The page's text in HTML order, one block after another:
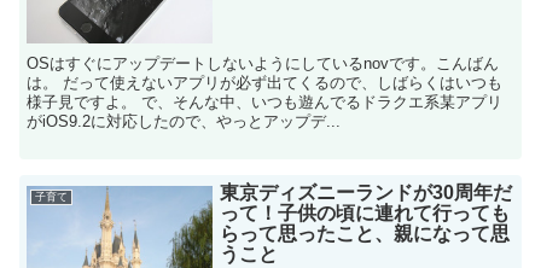
OSはすぐにアップデートしないようにしているnovです。こんばん
は。 だって使えないアプリが必ず出てくるので、しばらくはいつも
様子見ですよ。 で、そんな中、いつも遊んでるドラクエ系某アプリ
がiOS9.2に対応したので、やっとアップデ...
子育て
東京ディズニーランドが30周年だ
って！子供の頃に連れて行っても
らって思ったこと、親になって思
うこと